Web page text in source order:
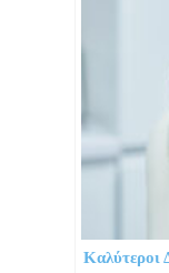
Καλύτεροι